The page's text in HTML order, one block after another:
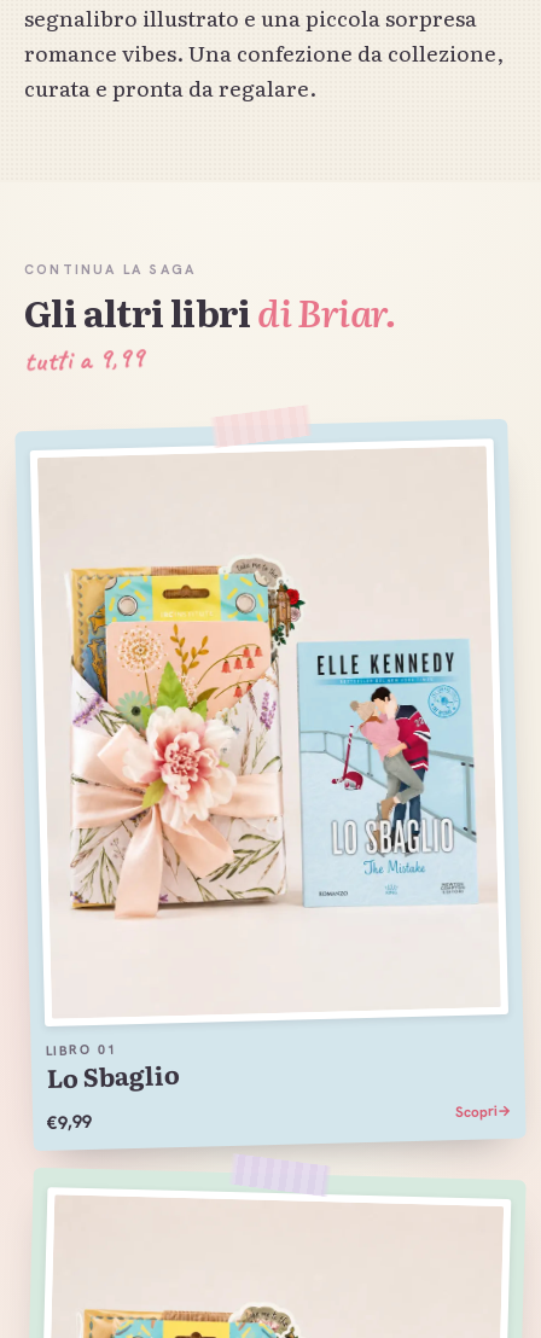
segnalibro illustrato e una piccola sorpresa
romance vibes. Una confezione da collezione,
curata e pronta da regalare.
CONTINUA LA SAGA
Gli altri libridi Briar.
tutti a 9,99
LIBRO01
Lo Sbaglio
€9,99 Scopri→